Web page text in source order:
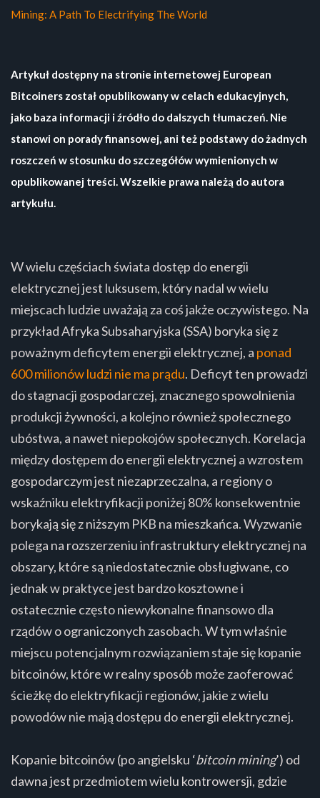
Mining: A Path To Electrifying The World
Artykuł dostępny na stronie internetowej European
Bitcoiners został opublikowany w celach edukacyjnych,
jako baza informacji i źródło do dalszych tłumaczeń. Nie
stanowi on porady finansowej, ani też podstawy do żadnych
roszczeń w stosunku do szczegółów wymienionych w
opublikowanej treści. Wszelkie prawa należą do autora
artykułu.
W wielu częściach świata dostęp do energii
elektrycznej jest luksusem, który nadal w wielu
miejscach ludzie uważają za coś jakże oczywistego. Na
przykład Afryka Subsaharyjska (SSA) boryka się z
poważnym deficytem energii elektrycznej, a ponad
600 milionów ludzi nie ma prądu. Deficyt ten prowadzi
do stagnacji gospodarczej, znacznego spowolnienia
produkcji żywności, a kolejno również społecznego
ubóstwa, a nawet niepokojów społecznych. Korelacja
między dostępem do energii elektrycznej a wzrostem
gospodarczym jest niezaprzeczalna, a regiony o
wskaźniku elektryfikacji poniżej 80% konsekwentnie
borykają się z niższym PKB na mieszkańca. Wyzwanie
polega na rozszerzeniu infrastruktury elektrycznej na
obszary, które są niedostatecznie obsługiwane, co
jednak w praktyce jest bardzo kosztowne i
ostatecznie często niewykonalne finansowo dla
rządów o ograniczonych zasobach. W tym właśnie
miejscu potencjalnym rozwiązaniem staje się kopanie
bitcoinów, które w realny sposób może zaoferować
ścieżkę do elektryfikacji regionów, jakie z wielu
powodów nie mają dostępu do energii elektrycznej.
Kopanie bitcoinów (po angielsku ‘bitcoin mining’) od
dawna jest przedmiotem wielu kontrowersji, gdzie